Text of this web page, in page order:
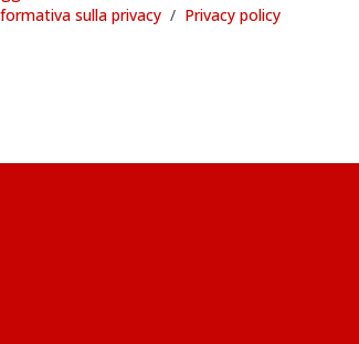
sulla privacy / Privacy policy